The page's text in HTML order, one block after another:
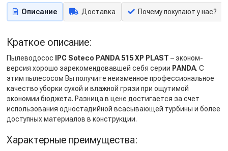
Описание Доставка Почему покупают у нас?
Краткое описание:
Пылеводосос IPC Soteco PANDA 515 XP PLAST – эконом-
версия хорошо зарекомендовавшей себя серии PANDA. С
этим пылесосом Вы получите неизменное профессиональное
качество уборки сухой и влажной грязи при ощутимой
экономии бюджета. Разница в цене достигается за счет
использования одностадийной всасывающей турбины и более
доступных материалов в конструкции.
Характерные преимущества: